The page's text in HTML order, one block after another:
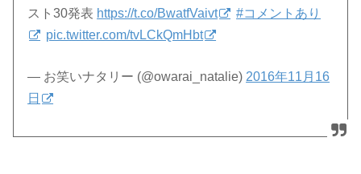
スト30発表 https://t.co/BwatfVaivt
#コメントあり
pic.twitter.com/tvLCkQmHbt
— お笑いナタリー (@owarai_natalie) 2016年11月16
日